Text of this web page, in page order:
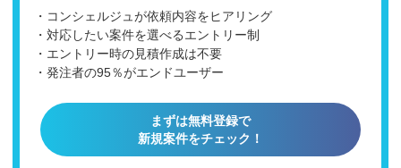
・コンシェルジュが依頼内容をヒアリング
・対応したい案件を選べるエントリー制
・エントリー時の見積作成は不要
・発注者の95％がエンドユーザー
まずは無料登録で
新規案件をチェック！